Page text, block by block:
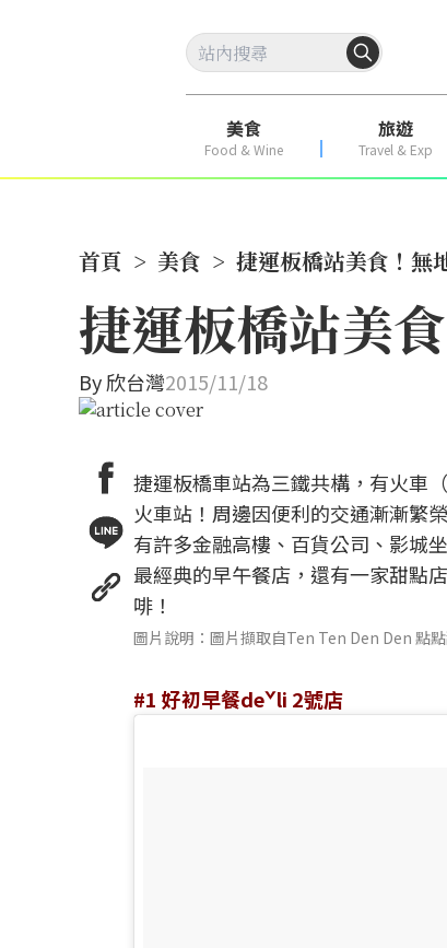
美食
Food & Wine
旅遊
Travel & Exp
首頁 > 美食 > 捷運板橋站美食！無
捷運板橋站美
By欣台灣2015/11/18
捷運板橋車站為三鐵共構，有火車
火車站！周邊因便利的交通漸漸繁
有許多金融高樓、百貨公司、影城
最經典的早午餐店，還有一家甜點
啡！
圖片說明：圖片擷取自Ten Ten Den Den 點
#1 好初早餐deˇli 2號店